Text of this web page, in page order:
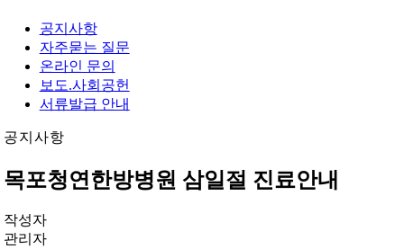
공지사항
자주묻는 질문
온라인 문의
보도.사회공헌
서류발급 안내
공지사항
목포청연한방병원 삼일절 진료안내
작성자
관리자